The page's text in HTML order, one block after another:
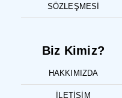
SÖZLEŞMESI
Biz Kimiz?
HAKKIMIZDA
İLETIŞIM